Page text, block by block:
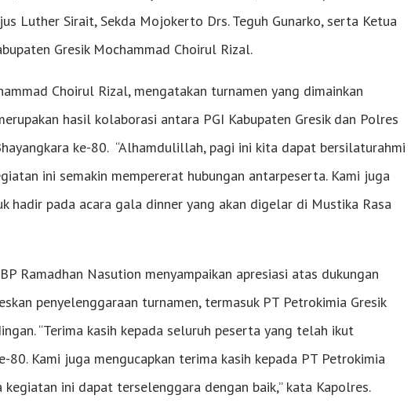
Luther Sirait, Sekda Mojokerto Drs. Teguh Gunarko, serta Ketua
Gresik Mochammad Choirul Rizal.
Choirul Rizal, mengatakan turnamen yang dimainkan
hasil kolaborasi antara PGI Kabupaten Gresik dan Polres
ke-80. “Alhamdulillah, pagi ini kita dapat bersilaturahmi
ini semakin mempererat hubungan antarpeserta. Kami juga
hadir pada acara gala dinner yang akan digelar di Mustika Rasa
Ramadhan Nasution menyampaikan apresiasi atas dukungan
penyelenggaraan turnamen, termasuk PT Petrokimia Gresik
“Terima kasih kepada seluruh peserta yang telah ikut
80. Kami juga mengucapkan terima kasih kepada PT Petrokimia
kegiatan ini dapat terselenggara dengan baik,” kata Kapolres.